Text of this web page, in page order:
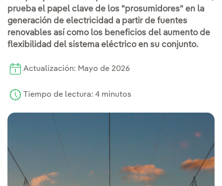
prueba el papel clave de los "prosumidores" en la
generación de electricidad a partir de fuentes
renovables así como los beneficios del aumento de
flexibilidad del sistema eléctrico en su conjunto.
Actualización: Mayo de 2026
Tiempo de lectura: 4 minutos